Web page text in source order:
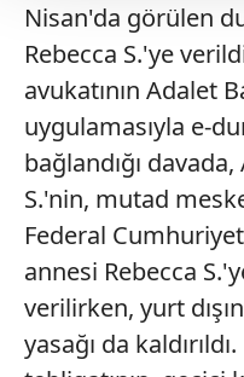
Her halükârda,
takdirde, kullanıcılara
gösterilmeyecektir."
Sizlere daha iyi bir
Sitemizde kendimize ve
kullanılmaktadır. Bu
verileriniz işlenmekte
toplumu hizmetlerinin
kullanılmaktadır. Diğer
kılınması ve
reklam/pazarlama
sınırlı olarak açık rızanız
Nisan'da görülen
Rebecca S.'ye
avukatının Adalet
uygulamasıyla e-
bağlandığı
S.'nin, mutad
Federal
annesi Rebecca
verilirken, yurt
yasağı da